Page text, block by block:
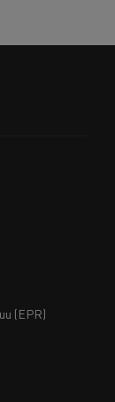
(EPR)